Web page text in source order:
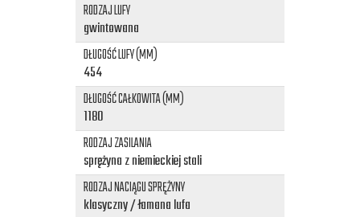
RODZAJ LUFY
gwintowana
DŁUGOŚĆ LUFY (MM)
454
DŁUGOŚĆ CAŁKOWITA (MM)
1180
RODZAJ ZASILANIA
sprężyna z niemieckiej stali
RODZAJ NACIĄGU SPRĘŻYNY
klasyczny / łamana lufa